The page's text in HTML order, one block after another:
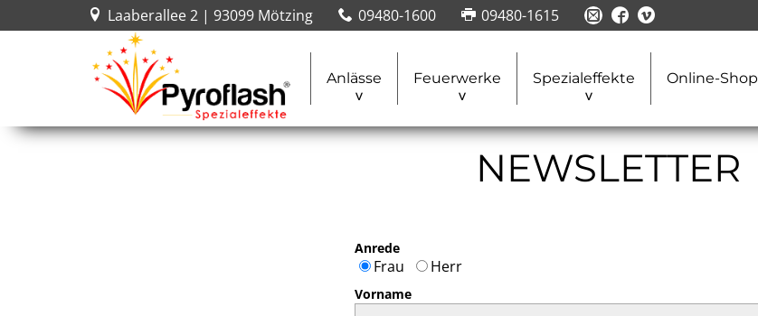
Laaberallee 2 | 93099 Mötzing 09480-1600 09480-1615
Anlässe Feuerwerke Spezialeffekte Online-Shop
NEWSLETTER
Anrede
Frau Herr
Vorname